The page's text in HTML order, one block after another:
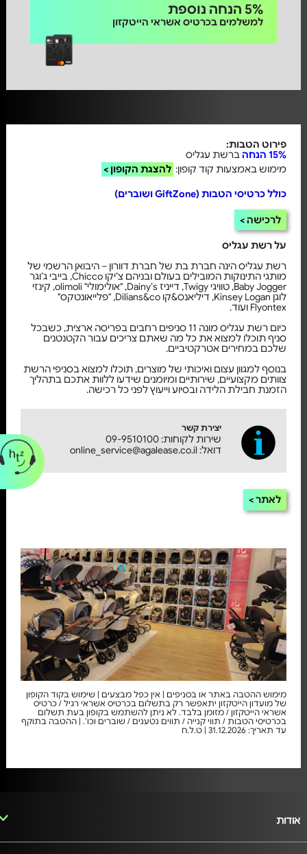
5% הנחה נוספת
למשלמים בכרטיס אשראי הייטקזון
פירוט הטבות:
15% הנחה
ברשת עגליס
מימוש באמצעות קוד קופון: להצגת הקופון >
כולל כרטיסי הטבות (GiftZone ושוברים)
לרכישה
על רשת עגליס
רשת עגליס הינה חברת בת של חברת דוורון – היבואן הרשמי של
מותגי התינוקות המובילים בעולם ובניהם צ’יקו Chicco, בייבי ג’וגר
Baby Jogger, טוויגי Twigy, דייניז Dainy’s, "אולימולי" olimoli, קינזי
לוגן Kinsey Logan, דיליאנס&קו Dilians&co, "פלייאונטקס"
Flyontex ועוד.
כיום רשת עגליס מונה 11 סניפים רחבים בפריסה ארצית, כשבכל
סניף תוכלו למצוא את כל מה שאתם צריכים עבור הקטנטנים
שלכם במחירים אטרקטיביים.
בנוסף למגוון עצום ואיכותי של מוצרים, תוכלו למצוא בסניפי הרשת
צוותים מקצועיים, שירותיים ומיומנים שידעו ללוות אתכם בתהליך
הזמנת חבילת הלידה ובסיוע וייעוץ לפני כל רכישה.
יצירת קשר
שירות לקוחות: 09-9510100
דואל: online_service@agalease.co.il
לאתר
מימוש ההטבה באתר או בסניפים | אין כפל מבצעים | שימוש בקוד הקופון
של מועדון הייטקזון יתאפשר רק בתשלום בכרטיס אשראי רגיל / כרטיס
אשראי הייטקזון / מזומן בלבד. לא ניתן להשתמש בקופון בעת תשלום
בכרטיסי הטבות / תווי קנייה / תווים נטענים / שוברים וכו’. | ההטבה בתוקף
עד תאריך: 31.12.2026 | ט.ל.ח
אודות